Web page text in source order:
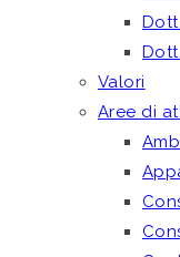
Valori
Aree di